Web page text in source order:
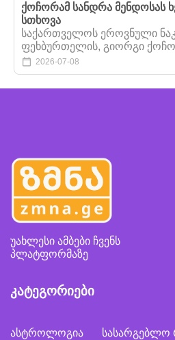
ქოჩორამ სანდრა მენდოსას
სთხოვა
საქართველოს ეროვნული
ფეხბურთელის, გიორგი
2026-07-08
უახლესი ამბები ჩვენს
პლატფორმაზე
კატეგორიები
ასტროლოგია
სასარგებლო